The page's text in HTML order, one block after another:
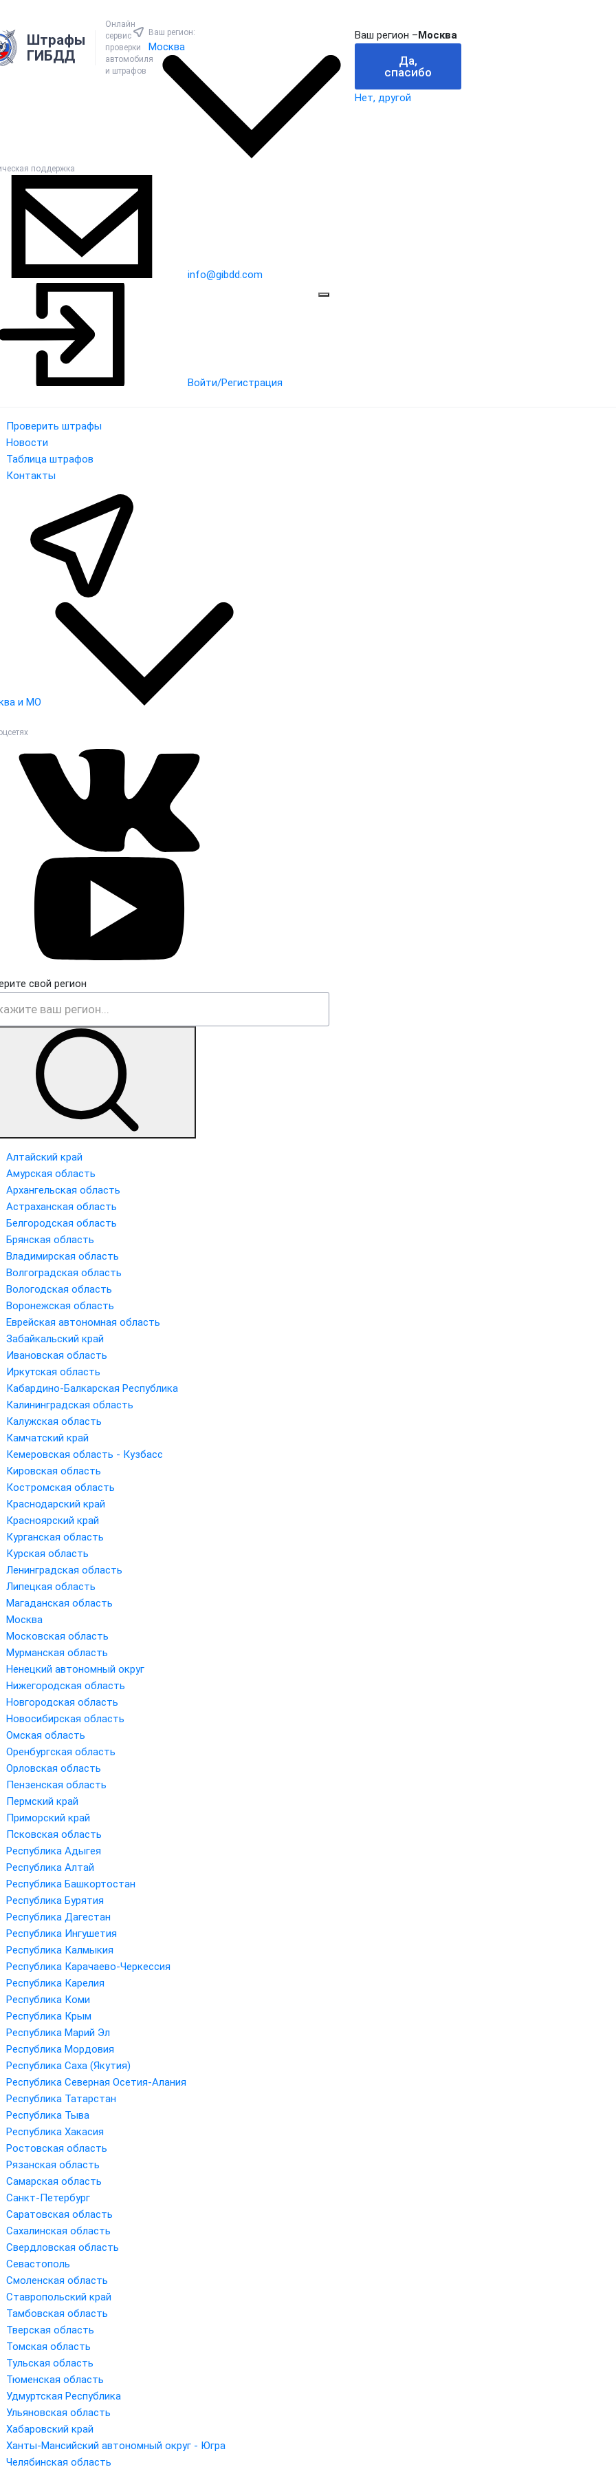
Штрафы
ГИБДД
Онлайн
сервис
проверки
автомобиля
и штрафов
Ваш регион:
Москва
Ваш регион –Москва
Да,
спасибо
Нет, другой
поддержка
info@gibdd.com
Войти/Регистрация
Проверить штрафы
Новости
Таблица штрафов
Контакты
и МО
свой регион
Алтайский край
Амурская область
Архангельская область
Астраханская область
Белгородская область
Брянская область
Владимирская область
Волгоградская область
Вологодская область
Воронежская область
Еврейская автономная область
Забайкальский край
Ивановская область
Иркутская область
Кабардино-Балкарская Республика
Калининградская область
Калужская область
Камчатский край
Кемеровская область - Кузбасс
Кировская область
Костромская область
Краснодарский край
Красноярский край
Курганская область
Курская область
Ленинградская область
Липецкая область
Магаданская область
Москва
Московская область
Мурманская область
Ненецкий автономный округ
Нижегородская область
Новгородская область
Новосибирская область
Омская область
Оренбургская область
Орловская область
Пензенская область
Пермский край
Приморский край
Псковская область
Республика Адыгея
Республика Алтай
Республика Башкортостан
Республика Бурятия
Республика Дагестан
Республика Ингушетия
Республика Калмыкия
Республика Карачаево-Черкессия
Республика Карелия
Республика Коми
Республика Крым
Республика Марий Эл
Республика Мордовия
Республика Саха (Якутия)
Республика Северная Осетия-Алания
Республика Татарстан
Республика Тыва
Республика Хакасия
Ростовская область
Рязанская область
Самарская область
Санкт-Петербург
Саратовская область
Сахалинская область
Свердловская область
Севастополь
Смоленская область
Ставропольский край
Тамбовская область
Тверская область
Томская область
Тульская область
Тюменская область
Удмуртская Республика
Ульяновская область
Хабаровский край
Ханты-Мансийский автономный округ - Югра
Челябинская область